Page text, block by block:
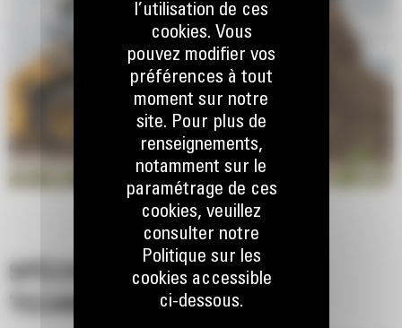
SPÉCIFICATIONS
TECHNIQUES
l’utilisation de ces
cookies. Vous
pouvez modifier vos
préférences à tout
moment sur notre
site. Pour plus de
renseignements,
notamment sur le
paramétrage de ces
cookies, veuillez
consulter notre
Politique sur les
cookies accessible
ci-dessous.